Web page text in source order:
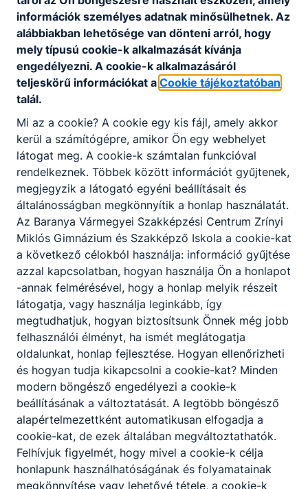
A SZAKKÉPZETTSÉGGEL RENDELKEZŐ
komplex értékesítői feladatot lát el;
felméri a vásárló igényeit, bemutatja az
árut és a lehetséges kapcsolódó
segíti a vásárlót a döntésében;
közreműködik az árubeszerzés
folyamatában, előkészíti a megrendelést
és megrendeli az árut;
ellátja az eladásra kerülő áruk átvételével,
raktározásával, készletezésével és
állagmegóvásával kapcsolatos
feladatokat;
kialakítja és fenntartja az üzlet polcképét;
kezeli a kereskedelmi egységekben
használatos szoftvereket és mobil
alkalmazásokat;
elvégzi az online értékesítéshez
kapcsolódó szolgáltatásokat;
szakszerűen használja a pénztárgépet;
kezeli a vevői panaszokat;
kezeli a szakterületének megfelelő
gépeket, berendezéseket, eszközöket.
ISKOLASPECIFIKUS INFORMÁCIÓK A KÉPZÉSHEZ
A kereskedelem ősi foglalkozás, mely a világ
felfedezőútjai által finom modort igénylő
információk személyes adatnak minősülhetnek. Az
alábbiakban lehetősége van dönteni arról, hogy
mely típusú cookie-k alkalmazását kívánja
engedélyezni. A cookie-k alkalmazásáról
teljeskörű információkat a Cookie tájékoztatóban
talál.
Mi az a cookie? A cookie egy kis fájl, amely akkor
kerül a számítógépre, amikor Ön egy webhelyet
látogat meg. A cookie-k számtalan funkcióval
rendelkeznek. Többek között információt gyűjtenek,
megjegyzik a látogató egyéni beállításait és
általánosságban megkönnyítik a honlap használatát.
Az Baranya Vármegyei Szakképzési Centrum Zrínyi
Miklós Gimnázium és Szakképző Iskola a cookie-kat
a következő célokból használja: információ gyűjtése
azzal kapcsolatban, hogyan használja Ön a honlapot
-annak felmérésével, hogy a honlap melyik részeit
látogatja, vagy használja leginkább, így
megtudhatjuk, hogyan biztosítsunk Önnek még jobb
felhasználói élményt, ha ismét meglátogatja
oldalunkat, honlap fejlesztése. Hogyan ellenőrizheti
és hogyan tudja kikapcsolni a cookie-kat? Minden
modern böngésző engedélyezi a cookie-k
beállításának a változtatását. A legtöbb böngésző
alapértelmezettként automatikusan elfogadja a
cookie-kat, de ezek általában megváltoztathatók.
Felhívjuk figyelmét, hogy mivel a cookie-k célja
honlapunk használhatóságának és folyamatainak
megkönnyítése vagy lehetővé tétele, a cookie-k